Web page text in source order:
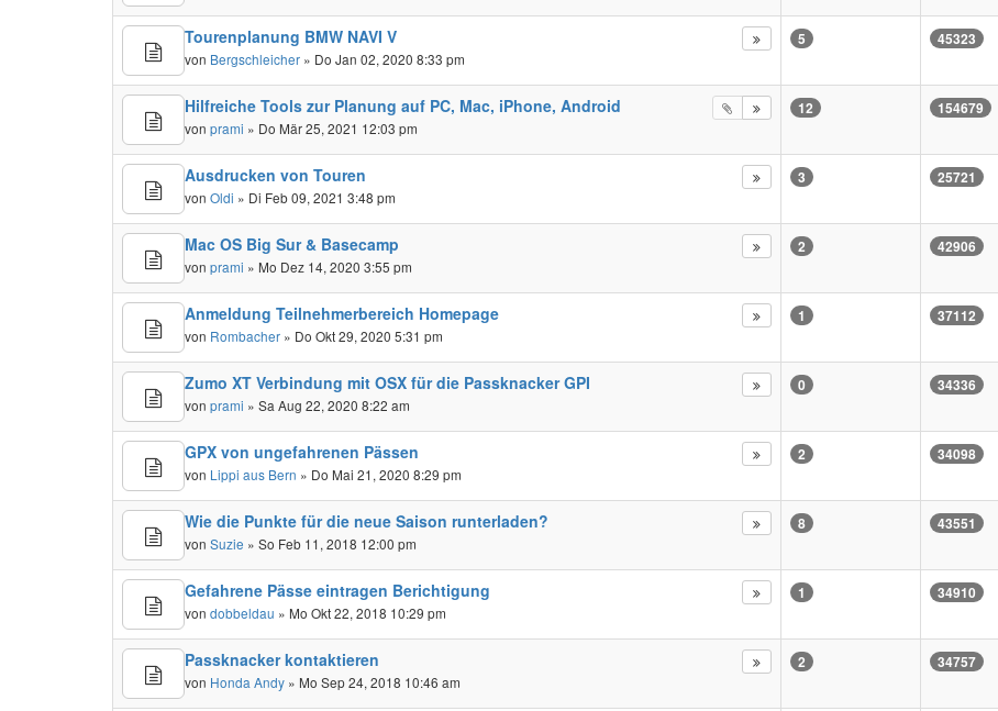
Tourenplanung BMW NAVI V
von Bergschleicher » Do Jan 02, 2020 8:33 pm
5 45323
Hilfreiche Tools zur Planung auf PC, Mac, iPhone, Android
vonprami » Do Mär 25, 2021 12:03 pm
12 154679
Ausdrucken von Touren
vonOldi » Di Feb 09, 2021 3:48 pm
3 25721
Mac OS Big Sur & Basecamp
vonprami » Mo Dez 14, 2020 3:55 pm
2 42906
Anmeldung Teilnehmerbereich Homepage
von Rombacher » Do Okt 29, 2020 5:31 pm
1 37112
Zumo XT Verbindung mit OSX für die Passknacker GPI
vonprami » Sa Aug 22, 2020 8:22 am
0 34336
GPX von ungefahrenen Pässen
von Lippi aus Bern » Do Mai 21, 2020 8:29 pm
2 34098
Wie die Punkte für die neue Saison runterladen?
vonSuzie » So Feb 11, 2018 12:00 pm
8 43551
Gefahrene Pässe eintragen Berichtigung
vondobbeldau » Mo Okt 22, 2018 10:29 pm
1 34910
Passknacker kontaktieren
von Honda Andy » Mo Sep 24, 2018 10:46 am
2 34757